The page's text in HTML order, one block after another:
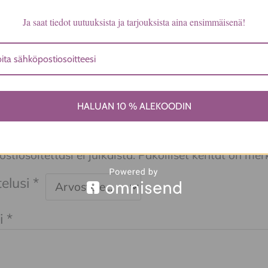
ei vielä ole.
ensimmäinen arvio tuotteelle
ei julkaista. Pakolliset kentät on
*
*
Ja saat tiedot uutuuksista ja tarjouksista aina ensimmäisenä!
HALUAN 10 % ALEKOODIN